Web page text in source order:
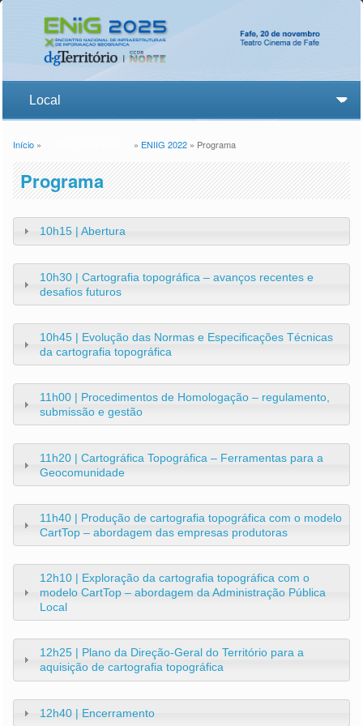
Está aqui
Início » » ENIIG 2022» Programa
Programa
10h15 | Abertura
10h30 | Cartografia topográfica – avanços recentes e
desafios futuros
10h45 | Evolução das Normas e Especificações Técnicas
da cartografia topográfica
11h00 | Procedimentos de Homologação – regulamento,
submissão e gestão
11h20 | Cartográfica Topográfica – Ferramentas para a
Geocomunidade
11h40 | Produção de cartografia topográfica com o modelo
CartTop – abordagem das empresas produtoras
12h10 | Exploração da cartografia topográfica com o
modelo CartTop – abordagem da Administração Pública
Local
12h25 | Plano da Direção-Geral do Território para a
aquisição de cartografia topográfica
12h40 | Encerramento